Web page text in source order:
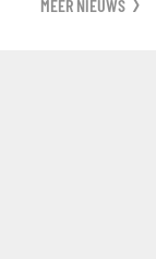
MEER NIEUWS